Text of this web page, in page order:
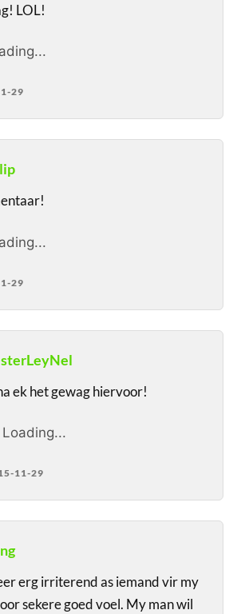
LOL!
29
29
ek het gewag hiervoor!
Loading...
11-29
erg irriterend as iemand vir my
sekere goed voel. My man wil